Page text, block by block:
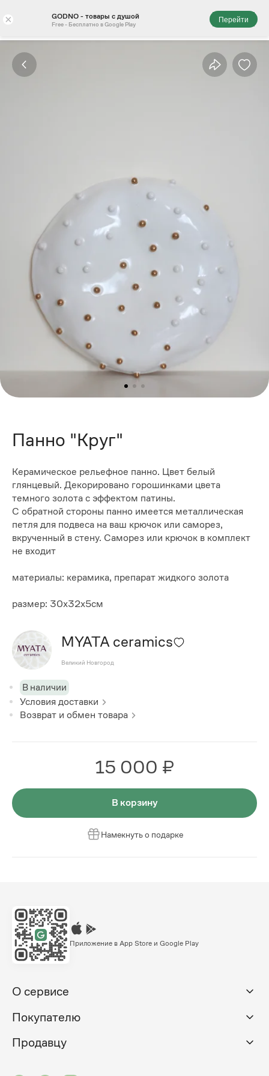
× GODNO - товары с душой
Free - Бесплатно в Google Play
Перейти
Панно "Круг"
Керамическое рельефное панно. Цвет белый
глянцевый. Декорировано горошинками цвета
темного золота с эффектом патины.
С обратной стороны панно имеется металлическая
петля для подвеса на ваш крючок или саморез,
вкрученный в стену. Саморез или крючок в комплект
не входит
материалы: керамика, препарат жидкого золота
размер: 30х32х5см
MYATA ceramics
Великий Новгород
В наличии
Условия доставки
Возврат и обмен товара
15 000 ₽
В корзину
Намекнуть о подарке
Приложение в App Store и Google Play
О сервисе
Покупателю
Продавцу